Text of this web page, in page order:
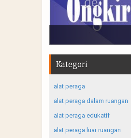
Kategori
alat peraga
alat peraga dalam ruangan
alat peraga edukatif
alat peraga luar ruangan